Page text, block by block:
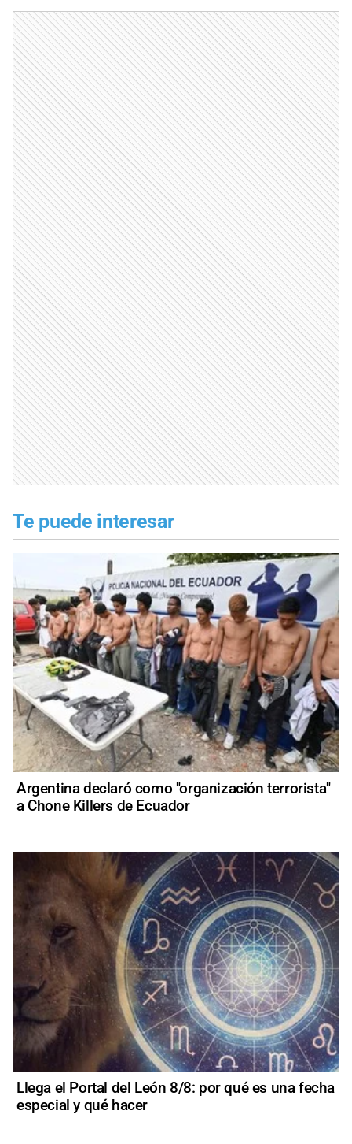
Te puede interesar
Argentina declaró como "organización terrorista"
a Chone Killers de Ecuador
Llega el Portal del León 8/8: por qué es una fecha
especial y qué hacer